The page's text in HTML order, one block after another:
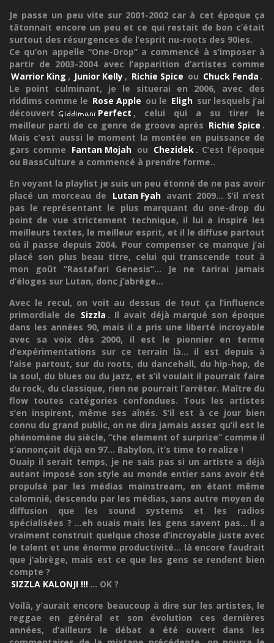
Je passe un peu vite sur 2001-2002 car à cet époque ça
tâtonnait encore un peu et ce qui restait de bon c’était
surtout des résurgences de l’esprit nu-roots des 90ies.
Ce qu’on appelle “One-Drop” a commencé à s’imposer à
partir de 2003-2004 avec l’apparition d’artistes comme
Warrior King , Junior Kelly , Richie Spice ou Chuck Fenda .
Le point culminant, je le situerai en 2006, avec des
riddims comme le Rose Apple ou le Eligh sur lesquels j’ai
découvert Giddimani Perfect , celui qui a su tirer le
meilleur parti de ce genre de groove après Richie Spice .
Mais c’est aussi le moment la montée en puissance de
gars comme Fantan Mojah ou Chezidek . C’est l’époque
ou BassCulture a commencé à prendre forme..
En voyant la playlist je suis un peu étonné de ne pas avoir
placé un morceau de
Lutan Fyah avant 2009... S’il n’est
pas le représentant le plus marquant du one-drop du
point de vue strictement technique, il lui a inspiré les
meilleurs textes, le meilleur esprit, et il le diffuse partout
où il passe depuis 2004. Pour compenser ce manque j’ai
placé son plus beau titre, celui qui transcende tout à
mon goût “Rastafari Genesis”... Je ne tarirai jamais
d’éloges sur Lutan, donc j’abrège...
Avec le recul, on voit au dessus de tout ça l’influence
primordiale de Sizzla . Il avait déjà marqué son époque
dans les années 90, mais il a pris une liberté incroyable
avec sa voix dès 2000, il est le pionnier en terme
d’expérimentations sur ce terrain là... il est depuis à
l’aise partout, sur du roots, du dancehall, du hip-hop, de
la soul, du blues ou du jazz, et s’il voulait il pourrait faire
du rock, du classique, rien ne pourrait l’arrêter. Maître du
flow toutes catégories confondues. Tous les artistes
s’en inspirent, même ses aînés. S’il est à ce jour bien
connu du grand public, on ne dira jamais assez qu’il est le
phénomène du siècle, “the element of surprize” comme il
s’annonçait déjà en 97... Babylon, it’s time to realize !
Ouaip il serait temps, je ne sais pas si un artiste a déjà
autant imposé son style au monde entier sans avoir été
propulsé par les médias mainstream, en étant même
calomnié, descendu par les médias, sans autre moyen de
diffusion que les sound systems et les radios
spécialisées ? ...eh ouais mais les gens savent pas... Il a
vraiment construit quelque chose d’incroyable juste avec
le talent et une énorme productivité... là encore faudrait
que j’abrège, mais est ce que les gens se rendent bien
compte ?
SIZZLA KALONJI !!! ... OK ?
Voilà, y’aurait encore beaucoup à dire sur les artistes, le
reggae en général et son évolution ces dernières
années, d’ailleurs le débat a été ouvert dans les